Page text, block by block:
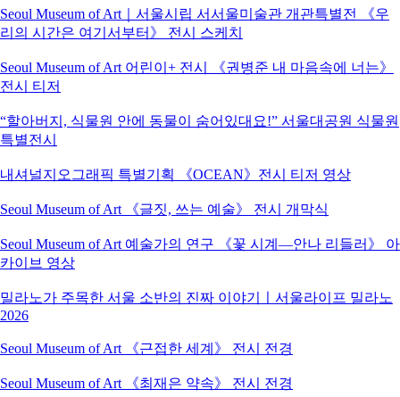
Seoul Museum of Art｜서울시립 서서울미술관 개관특별전 《우
리의 시간은 여기서부터》 전시 스케치
Seoul Museum of Art 어린이+ 전시 《권병준 내 마음속에 너는》
전시 티저
“할아버지, 식물원 안에 동물이 숨어있대요!” 서울대공원 식물원
특별전시
내셔널지오그래픽 특별기획 《OCEAN》전시 티저 영상
Seoul Museum of Art 《글짓, 쓰는 예술》 전시 개막식
Seoul Museum of Art 예술가의 연구 《꽃 시계―안나 리들러》 아
카이브 영상
밀라노가 주목한 서울 소반의 진짜 이야기ㅣ서울라이프 밀라노
2026
Seoul Museum of Art 《근접한 세계》 전시 전경
Seoul Museum of Art 《최재은 약속》 전시 전경